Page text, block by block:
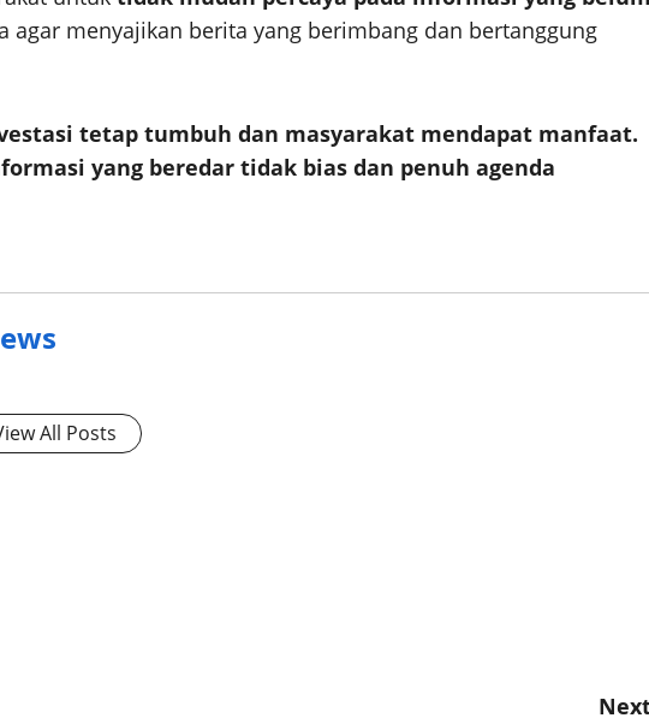
agar menyajikan berita yang berimbang dan bertanggung
tetap tumbuh dan masyarakat mendapat manfaat.
yang beredar tidak bias dan penuh agenda
All Posts